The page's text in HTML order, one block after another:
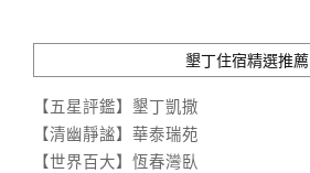
墾丁住宿精選推薦
【五星評鑑】墾丁凱撒
【清幽靜謐】華泰瑞苑
【世界百大】恆春灣臥